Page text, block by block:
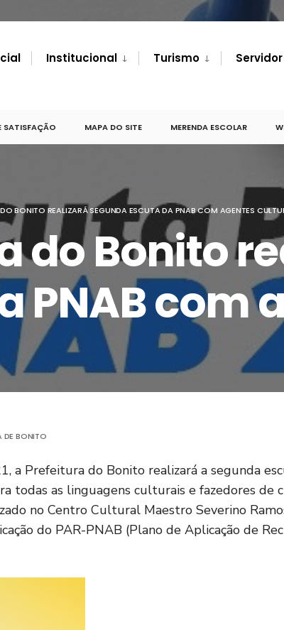
Institucional Turismo Servidor
SATISFAÇÃO MAPA DO SITE MERENDA ESCOLAR
DO BONITO REALIZARÁ SEGUNDA ESCUTA DA PNAB COM AGENTES
do Bonito
PNAB com
DE BONITO
a Prefeitura do Bonito realizará a segunda
todas as linguagens culturais e fazedores de
no Centro Cultural Maestro Severino
do PAR-PNAB (Plano de Aplicação de